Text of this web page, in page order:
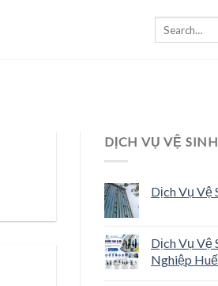
DỊCH VỤ VỆ SINH
Dịch Vụ Vệ
Dịch Vụ Vệ
Nghiệp Huế